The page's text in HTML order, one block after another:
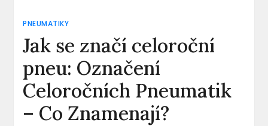
PNEUMATIKY
Jak se značí celoroční
pneu: Označení
Celoročních Pneumatik
– Co Znamenají?